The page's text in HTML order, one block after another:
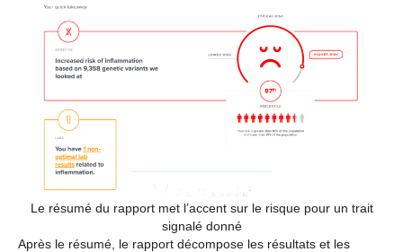
Le résumé du rapport met l’accent sur le risque pour un trait
signalé donné
Après le résumé, le rapport décompose les résultats et les